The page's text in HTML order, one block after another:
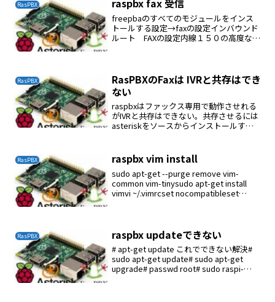
RasPBX raspbx fax 受信
freepbaのすべてのモジュールをインス
トールする設定→faxの設定インバウンド
ルート FAXの設定内線１５０の高度な設
RasPBX
RasPBXのFaxは IVRと共存はでき
ない
raspbxはファックス専用で動作させれる
がIVRと共存はできない。共存させるには
asteriskをソースからインストールする
RasPBX raspbx vim install
sudo apt-get --purge remove vim-
common vim-tinysudo apt-get install
vimvi ~/.vimrcset nocompatibleset
RasPBX raspbx updateできない
# apt-get update これでできない解決#
sudo apt-get update# sudo apt-get
upgrade# passwd root# sudo raspi-